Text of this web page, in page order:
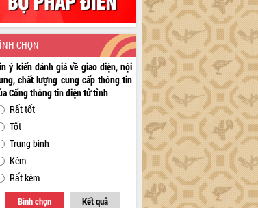
CHỌN
ý kiến đánh giá về giao diện, nội
chất lượng cung cấp thông tin
Cổng thông tin điện tử tỉnh
Rất tốt
Tốt
Trung bình
Kém
Rất kém
Bình chọn Kết quả